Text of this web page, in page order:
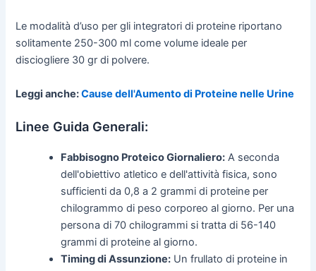
Le modalità d’uso per gli integratori di proteine riportano
solitamente 250-300 ml come volume ideale per
disciogliere 30 gr di polvere.
Leggi anche:Cause dell'Aumento di Proteine nelle Urine
Linee Guida Generali:
Fabbisogno Proteico Giornaliero: A seconda
dell'obiettivo atletico e dell'attività fisica, sono
sufficienti da 0,8 a 2 grammi di proteine per
chilogrammo di peso corporeo al giorno. Per una
persona di 70 chilogrammi si tratta di 56-140
grammi di proteine al giorno.
Timing di Assunzione: Un frullato di proteine in